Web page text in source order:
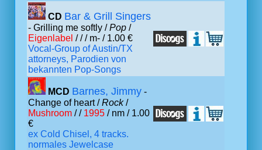
CD Bar & Grill Singers
- Grilling me softly /Pop /
Eigenlabel / // m- / 1.00 €
Vocal-Group of Austin/TX
attorneys, Parodien von
bekannten Pop-Songs
MCD Barnes, Jimmy -
Change of heart /Rock/
Mushroom / / 1995 / nm / 1.00
€
ex Cold Chisel, 4 tracks.
normales Jewelcase